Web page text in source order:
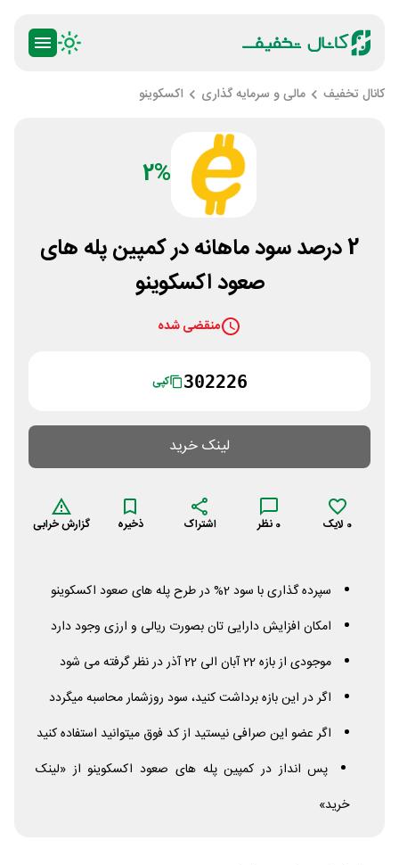
کانال تخفیف مالی و سرمایه گذاری اکسکوینو
2%
2 درصد سود ماهانه در کمپین پله های
صعود اکسکوینو
منقضی شده
302226 کپی
لینک خرید
0 لایک 0 نظر اشتراک ذخیره گزارش خرابی
سپرده گذاری با سود 2% در طرح پله های صعود اکسکوینو
امکان افزایش دارایی تان بصورت ریالی و ارزی وجود دارد
موجودی از بازه 22 آبان الی 22 آذر در نظر گرفته می شود
اگر در این بازه برداشت کنید، سود روزشمار محاسبه میگردد
اگر عضو این صرافی نیستید از کد فوق میتوانید استفاده کنید
پس انداز در کمپین پله های صعود اکسکوینو از «لینک
خرید»